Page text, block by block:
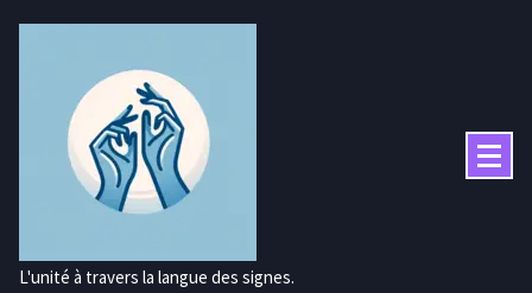
L'unité à travers la langue des signes.